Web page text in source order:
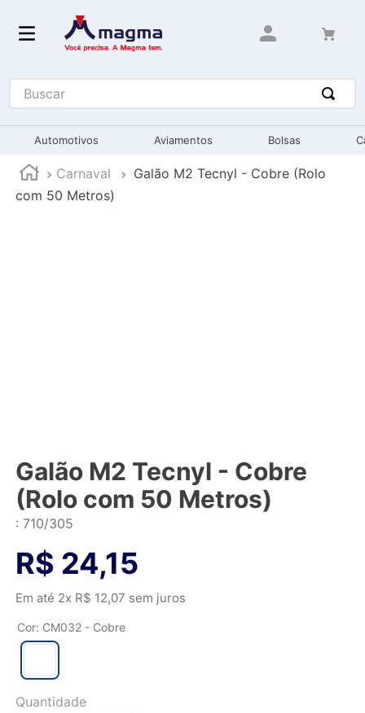
Buscar
Automotivos Aviamentos Bolsas
Carnaval
Galão M2 Tecnyl - Cobre (Rolo
com 50 Metros)
Galão M2 Tecnyl - Cobre
(Rolo com 50 Metros)
: 710/305
R$ 24,15
Em até 2x R$ 12,07 sem juros
Cor: CM032 - Cobre
Quantidade